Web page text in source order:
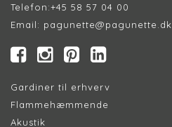
Telefon:+45 58 57 04 00
Email: pagunette@pagunette.dk
Gardiner til erhverv
Flammehæmmende
Akustik